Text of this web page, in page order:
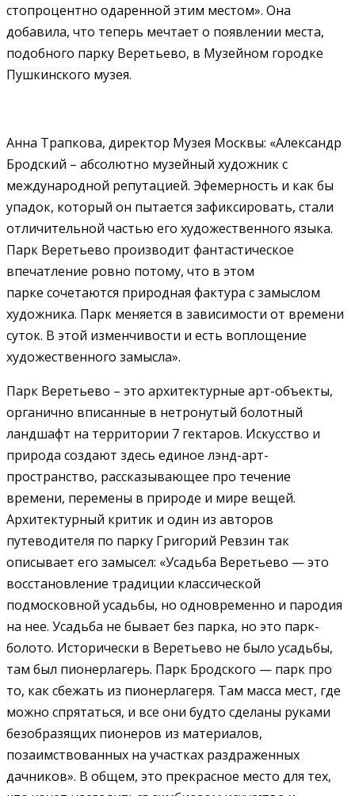
стопроцентно одаренной этим местом». Она
добавила, что теперь мечтает о появлении места,
подобного парку Веретьево, в Музейном городке
Пушкинского музея.
Анна Трапкова, директор Музея Москвы: «Александр
Бродский – абсолютно музейный художник с
международной репутацией. Эфемерность и как бы
упадок, который он пытается зафиксировать, стали
отличительной частью его художественного языка.
Парк Веретьево производит фантастическое
впечатление ровно потому, что в этом
парке сочетаются природная фактура с замыслом
художника. Парк меняется в зависимости от времени
суток. В этой изменчивости и есть воплощение
художественного замысла».
Парк Веретьево – это архитектурные арт-объекты,
органично вписанные в нетронутый болотный
ландшафт на территории 7 гектаров. Искусство и
природа создают здесь единое лэнд-арт-
пространство, рассказывающее про течение
времени, перемены в природе и мире вещей.
Архитектурный критик и один из авторов
путеводителя по парку Григорий Ревзин так
описывает его замысел: «Усадьба Веретьево — это
восстановление традиции классической
подмосковной усадьбы, но одновременно и пародия
на нее. Усадьба не бывает без парка, но это парк-
болото. Исторически в Веретьево не было усадьбы,
там был пионерлагерь. Парк Бродского — парк про
то, как сбежать из пионерлагеря. Там масса мест, где
можно спрятаться, и все они будто сделаны руками
безобразящих пионеров из материалов,
позаимствованных на участках раздраженных
дачников». В общем, это прекрасное место для тех,